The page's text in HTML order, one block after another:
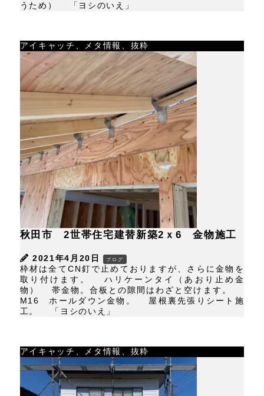
うため） 「ヨシのいえ」
アイキャッチ、メタ情報、抜粋
秋田市 2世帯住宅建替新築2ｘ6 金物施工
2021年4月20日 ブログ
枠材は全てCN釘で止めておりますが、さらに金物を
取り付けます。 ハリケーンタイ（あおり止め金
物） 帯金物。合板との隙間はわざと空けます。
M16 ホールダウン金物。 屋根裏先張りシート施
工。 「ヨシのいえ」
アイキャッチ、メタ情報、抜粋